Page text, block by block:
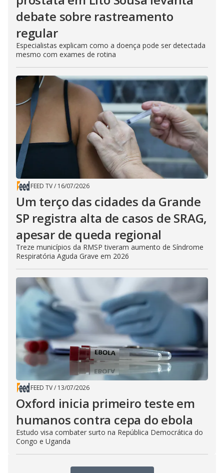
debate sobre rastreamento
regular
Especialistas explicam como a doença pode ser detectada
mesmo com exames de rotina
FEED TV/ 16/07/2026
Um terço das cidades da Grande
SP registra alta de casos de SRAG,
apesar de queda regional
Treze municípios da RMSP tiveram aumento de Síndrome
Respiratória Aguda Grave em 2026
FEED TV/ 13/07/2026
Oxford inicia primeiro teste em
humanos contra cepa do ebola
Estudo visa combater surto na República Democrática do
Congo e Uganda